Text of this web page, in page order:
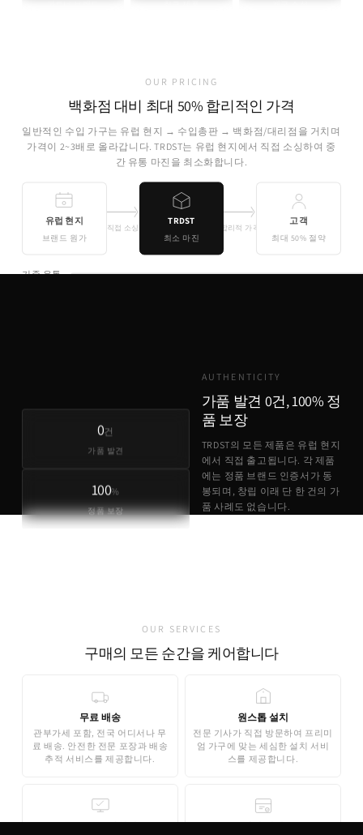
OUR PRICING
백화점 대비 최대 50% 합리적인 가격
일반적인 수입 가구는 유럽 현지 → 수입총판 → 백화점/대리점을 거치며
가격이 2~3배로 올라갑니다. TRDST는 유럽 현지에서 직접 소싱하여 중
간 유통 마진을 최소화합니다.
유럽 현지
브랜드 원가
직접 소싱
TRDST
최소 마진
합리적 가격
고객
최대 50% 절약
기존 유통
AUTHENTICITY
가품 발견 0건, 100% 정
품 보장
TRDST의 모든 제품은 유럽 현지
에서 직접 출고됩니다. 각 제품
에는 정품 브랜드 인증서가 동
봉되며, 창립 이래 단 한 건의 가
품 사례도 없습니다.
0건
가품 발견
100%
정품 보장
OUR SERVICES
구매의 모든 순간을 케어합니다
무료 배송
관부가세 포함, 전국 어디서나 무
료 배송. 안전한 전문 포장과 배송
추적 서비스를 제공합니다.
원스톱 설치
전문 기사가 직접 방문하여 프리미
엄 가구에 맞는 세심한 설치 서비
스를 제공합니다.